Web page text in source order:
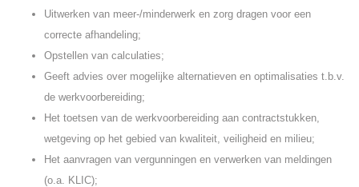
Uitwerken van meer-/minderwerk en zorg dragen voor een
correcte afhandeling;
Opstellen van calculaties;
Geeft advies over mogelijke alternatieven en optimalisaties t.b.v.
de werkvoorbereiding;
Het toetsen van de werkvoorbereiding aan contractstukken,
wetgeving op het gebied van kwaliteit, veiligheid en milieu;
Het aanvragen van vergunningen en verwerken van meldingen
(o.a. KLIC);